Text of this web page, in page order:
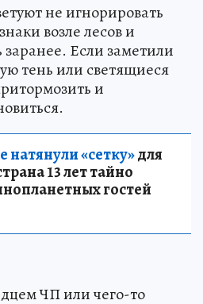
не игнорировать
возле лесов и
заранее. Если заметили
тень или светящиеся
и
«сетку»для
13 лет тайно
гостей
ЧП или чего-то